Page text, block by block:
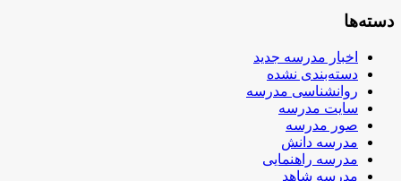
دسته‌ها
اخبار مدرسه جدید
دسته‌بندی نشده
روانشناسی مدرسه
سایت مدرسه
صور مدرسه
مدرسه دانش
مدرسه راهنمایی
مدرسه شاهد